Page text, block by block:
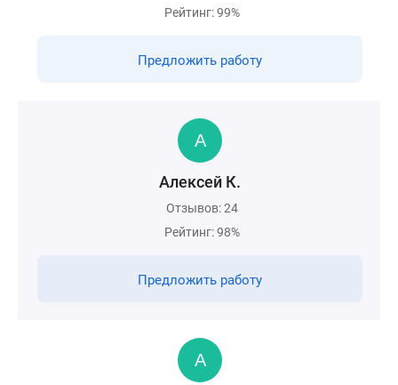
Рейтинг: 99%
Предложить работу
Алексей К.
Отзывов: 24
Рейтинг: 98%
Предложить работу